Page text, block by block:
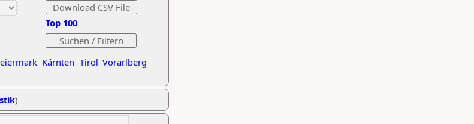
Kärnten Tirol Vorarlberg
Top 100
)